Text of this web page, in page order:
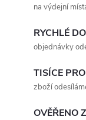
na výdejní
RYCHLÉ
objednávky
TISÍCE
zboží
OVĚŘENO